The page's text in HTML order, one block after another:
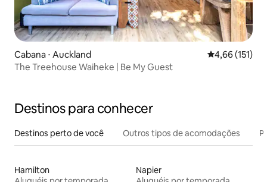
Cabana ⋅ Auckland 4,66 de uma
4,66 (151)
The Treehouse Waiheke | Be My Guest
Destinos para conhecer
Destinos perto de você Outros tipos de acomodações
Hamilton
Napier